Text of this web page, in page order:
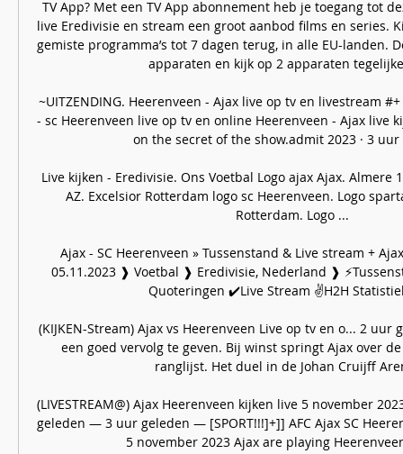
TV App? Met een TV App abonnement heb je toegang tot
live Eredivisie en stream een groot aanbod films en series.
gemiste programma’s tot 7 dagen terug, in alle EU-landen.
apparaten en kijk op 2 apparaten
~UITZENDING. Heerenveen - Ajax live op tv en livestream
- sc Heerenveen live op tv en online Heerenveen - Ajax live
on the secret of the show.admit 2023 · 3
Live kijken - Eredivisie. Ons Voetbal Logo ajax Ajax. Almere
AZ. Excelsior Rotterdam logo sc Heerenveen. Logo
Rotterdam. Logo ...
Ajax - SC Heerenveen » Tussenstand & Live stream +
05.11.2023 ❱ Voetbal ❱ Eredivisie, Nederland ❱
Quoteringen ✔️Live Stream ✌H2H
(KIJKEN-Stream) Ajax vs Heerenveen Live op tv en o... 2
een goed vervolg te geven. Bij winst springt Ajax over
ranglijst. Het duel in de Johan Cruijff
(LIVESTREAM@) Ajax Heerenveen kijken live 5 november
geleden — 3 uur geleden — [SPORT!!!]+]] AFC Ajax SC
5 november 2023 Ajax are playing